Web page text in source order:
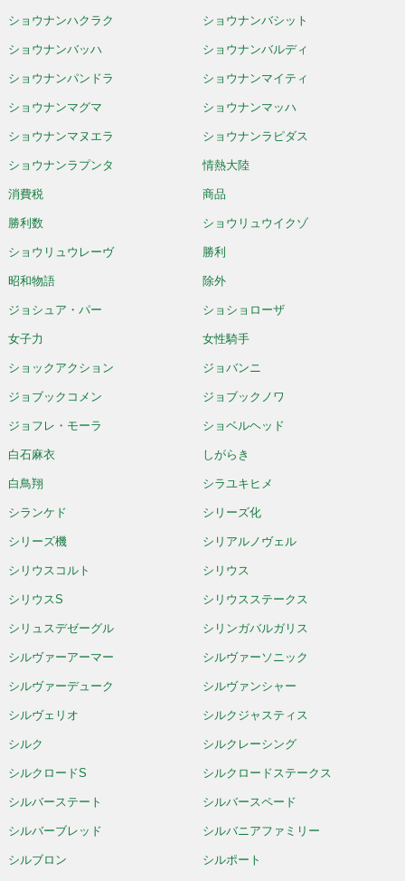
ショウナンハクラク ショウナンバシット
ショウナンバッハ ショウナンバルディ
ショウナンパンドラ ショウナンマイティ
ショウナンマグマ ショウナンマッハ
ショウナンマヌエラ ショウナンラピダス
ショウナンラプンタ 情熱大陸
消費税 商品
勝利数 ショウリュウイクゾ
ショウリュウレーヴ 勝利
昭和物語 除外
ジョシュア・パー ショショローザ
女子力 女性騎手
ショックアクション ジョバンニ
ジョブックコメン ジョブックノワ
ジョフレ・モーラ ショベルヘッド
白石麻衣 しがらき
白鳥翔 シラユキヒメ
シランケド シリーズ化
シリーズ機 シリアルノヴェル
シリウスコルト シリウス
シリウスS シリウスステークス
シリュスデゼーグル シリンガバルガリス
シルヴァーアーマー シルヴァーソニック
シルヴァーデューク シルヴァンシャー
シルヴェリオ シルクジャスティス
シルク シルクレーシング
シルクロードS シルクロードステークス
シルバーステート シルバースペード
シルバーブレッド シルバニアファミリー
シルブロン シルポート